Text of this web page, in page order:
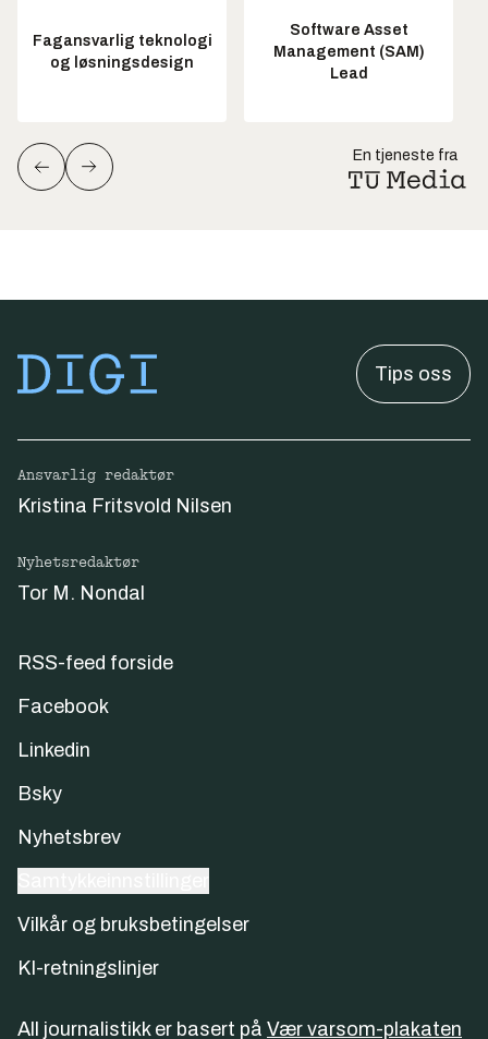
Fagansvarlig teknologi
og løsningsdesign
Software Asset
Management (SAM)
Lead
En tjeneste fra
Tips oss
Ansvarlig redaktør
Kristina Fritsvold Nilsen
Nyhetsredaktør
Tor M. Nondal
RSS-feed forside
Facebook
Linkedin
Bsky
Nyhetsbrev
Vilkår og bruksbetingelser
KI-retningslinjer
All journalistikk er basert på Vær varsom-plakaten